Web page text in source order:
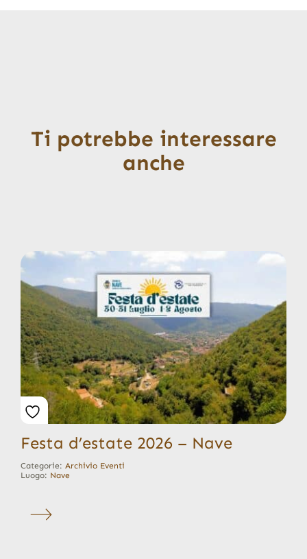
Ti potrebbe interessare
anche
Festa d’estate 2026 – Nave
Categorie: Archivio Eventi
Luogo: Nave